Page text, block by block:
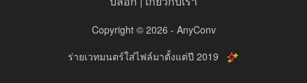
Copyright © 2026 - AnyConv
ร่ายเวทมนตร์ใส่ไฟล์มาตั้งแต่ปี 2019